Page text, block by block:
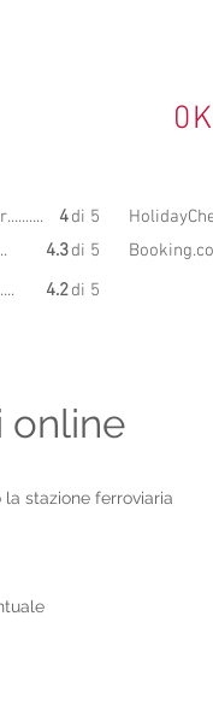
0
4di 5
4.3di 5
4.2di 5
online
stazione ferroviaria